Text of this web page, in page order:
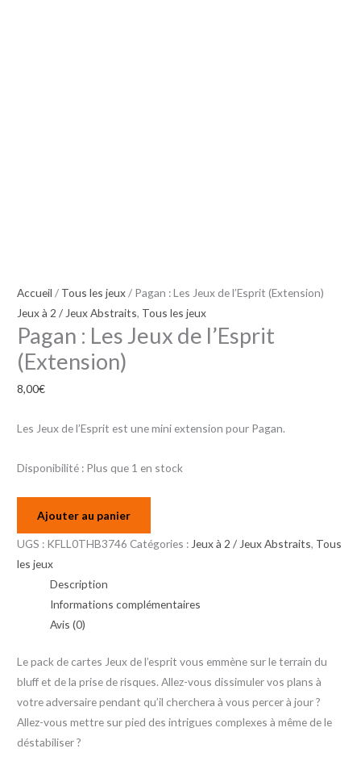
Accueil / Tous les jeux/ Pagan : Les Jeux de l’Esprit (Extension)
Jeux à 2 / Jeux Abstraits, Tous les jeux
Pagan : Les Jeux de l’Esprit
(Extension)
8,00€
Les Jeux de l’Esprit est une mini extension pour Pagan.
Disponibilité : Plus que 1 en stock
Ajouter au panier
UGS : KFLL0THB3746 Catégories : Jeux à 2 / Jeux Abstraits, Tous
les jeux
Description
Informations complémentaires
Avis (0)
Le pack de cartes Jeux de l’esprit vous emmène sur le terrain du
bluff et de la prise de risques. Allez-vous dissimuler vos plans à
votre adversaire pendant qu’il cherchera à vous percer à jour ?
Allez-vous mettre sur pied des intrigues complexes à même de le
déstabiliser ?